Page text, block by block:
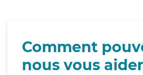
Comment
nous vous